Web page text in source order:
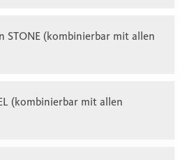
(kombinierbar mit allen
(kombinierbar mit allen